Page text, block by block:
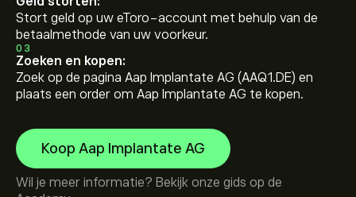
Stort geld op uw eToro-account met behulp van de
betaalmethode van uw voorkeur.
03
Zoeken en kopen:
Zoek op de pagina Aap Implantate AG (AAQ1.DE) en
plaats een order om Aap Implantate AG te kopen.
Koop Aap Implantate AG
Wil je meer informatie? Bekijk onze gids op de